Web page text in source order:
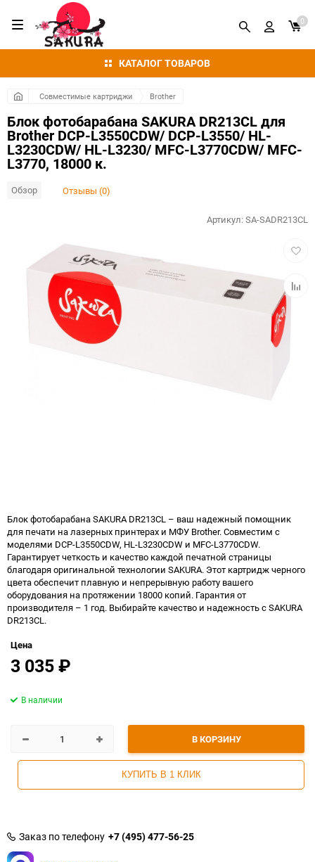
КАТАЛОГ ТОВАРОВ
0
Совместимые картриджи Brother
Блок фотобарабана SAKURA DR213CL для
Brother DCP-L3550CDW/ DCP-L3550/ HL-
L3230CDW/ HL-L3230/ MFC-L3770CDW/ MFC-
L3770, 18000 к.
Обзор Отзывы (0)
к
Артикул:SA-SADR213CL
Блок фотобарабана SAKURA DR213CL – ваш надежный помощник
для печати на лазерных принтерах и МФУ Brother. Совместим с
моделями DCP-L3550CDW, HL-L3230CDW и MFC-L3770CDW.
Гарантирует четкость и качество каждой печатной страницы
благодаря оригинальной технологии SAKURA. Этот картридж черного
цвета обеспечит плавную и непрерывную работу вашего
оборудования на протяжении 18000 копий. Гарантия от
производителя – 1 год. Выбирайте качество и надежность с SAKURA
DR213CL.
Цена
3 035₽
В КОРЗИНУ
КУПИТЬ В 1 КЛИК
В наличии
Заказ по телефону +7 (495) 477-56-25